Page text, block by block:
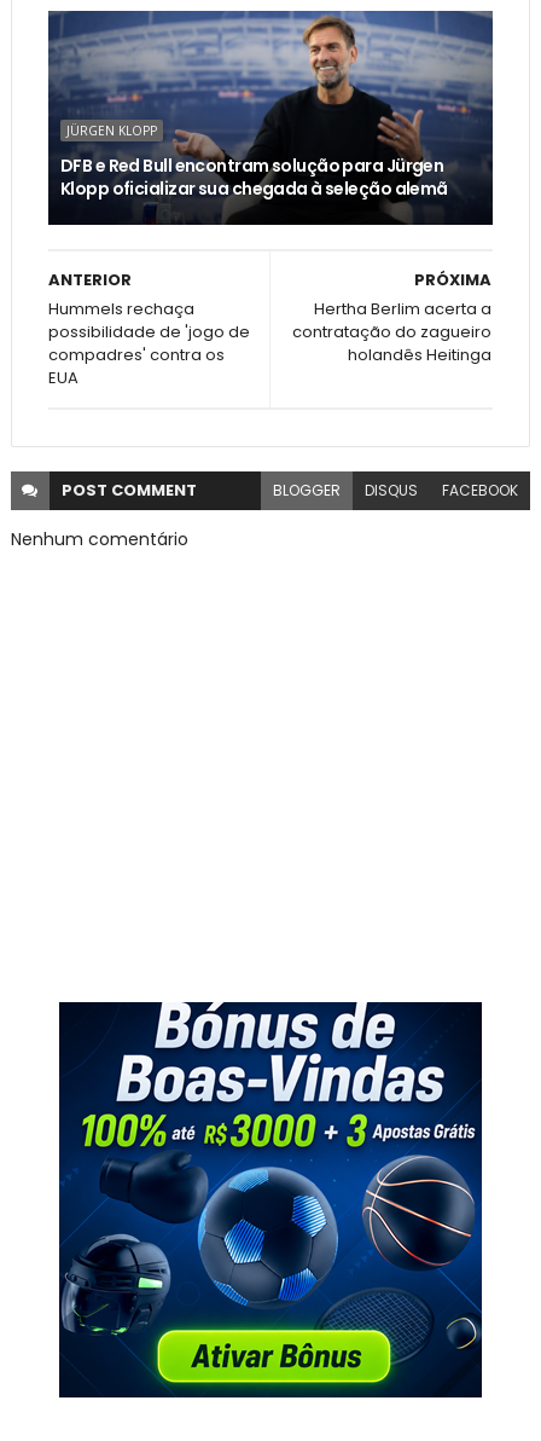
JÜRGEN KLOPP
DFB e Red Bull encontram solução para Jürgen
Klopp oficializar sua chegada à seleção alemã
PRÓXIMA
Hertha Berlim acerta a
contratação do zagueiro
holandês Heitinga
ANTERIOR
Hummels rechaça
possibilidade de 'jogo de
compadres' contra os
EUA
POST COMMENT BLOGGER DISQUS FACEBOOK
Nenhum comentário